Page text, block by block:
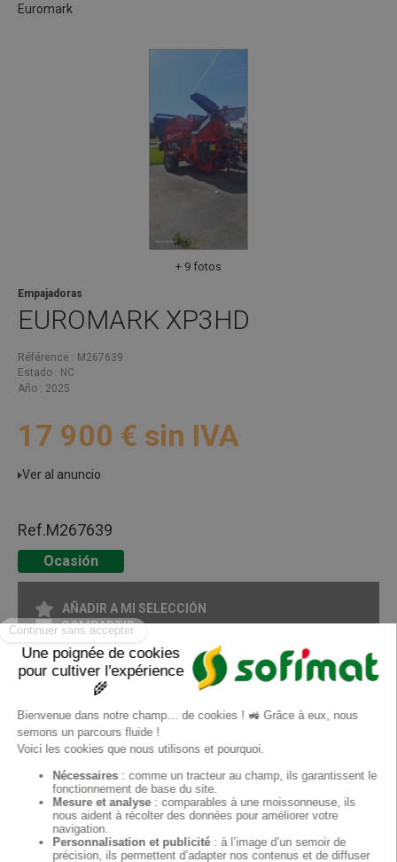
Euromark
+ 9 fotos
EUROMARK XP3HD
Empajadoras
Référence
M267639
Estado
NC
Año
2025
17 900 € sin IVA
Ver al anuncio
Ref.M267639
Ocasión
AÑADIR A MI SELECCIÓN
COMPARTIR
IMPRIMIR EN FORMATO PDF
ES
Sofimat